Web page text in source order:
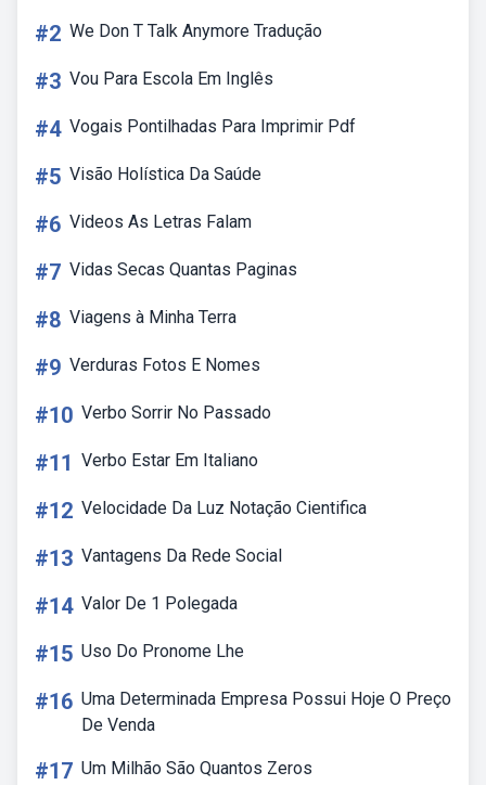
#2 We Don T Talk Anymore Tradução
#3 Vou Para Escola Em Inglês
#4 Vogais Pontilhadas Para Imprimir Pdf
#5 Visão Holística Da Saúde
#6 Videos As Letras Falam
#7 Vidas Secas Quantas Paginas
#8 Viagens à Minha Terra
#9 Verduras Fotos E Nomes
#10 Verbo Sorrir No Passado
#11 Verbo Estar Em Italiano
#12 Velocidade Da Luz Notação Cientifica
#13 Vantagens Da Rede Social
#14 Valor De 1 Polegada
#15 Uso Do Pronome Lhe
#16 Uma Determinada Empresa Possui Hoje O Preço
De Venda
#17 Um Milhão São Quantos Zeros